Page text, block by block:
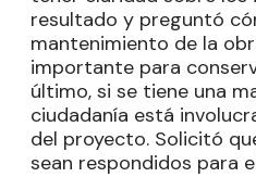
resultado y preguntó
mantenimiento de la
importante para
último, si se tiene una
ciudadanía está
del proyecto. Solicitó
sean respondidos para